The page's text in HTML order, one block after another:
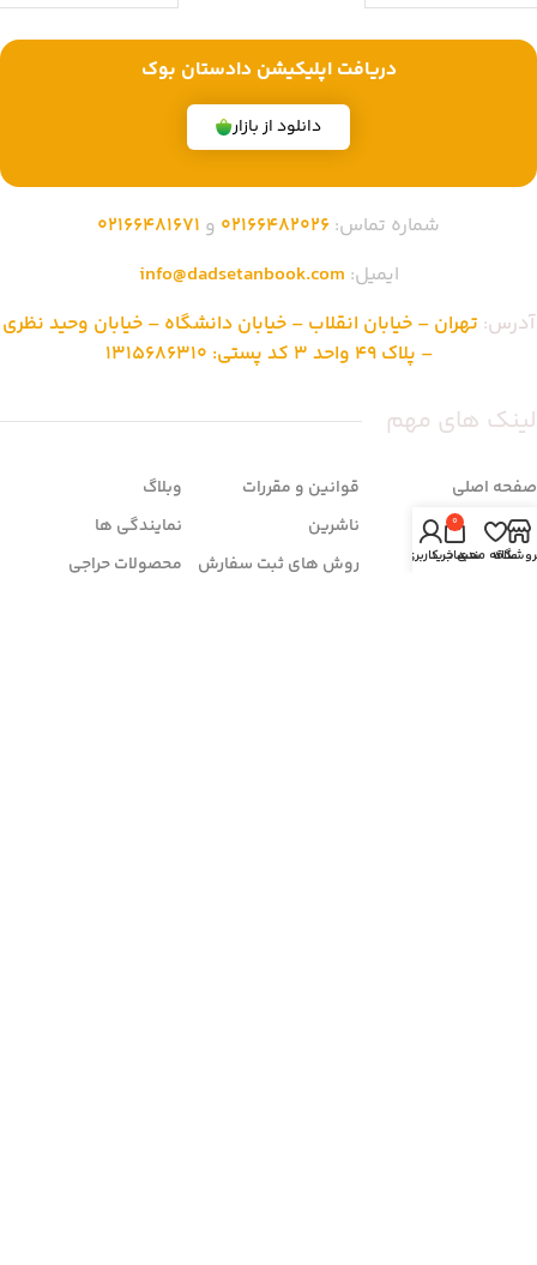
دریافت اپلیکیشن دادستان بوک
دانلود از بازار
شماره تماس: 02166482026 و 02166481671
ایمیل: info@dadsetanbook.com
آدرس: تهران – خیابان انقلاب – خیابان دانشگاه – خیابان وحید نظری
– پلاک 49 واحد 3 کد پستی: 1315686310
لینک های مهم
صفحه اصلی
فروشگاه
تماس با ما
قوانین و مقررات
ناشرین
روش های ثبت سفارش
وبلاگ
نمایندگی ها
محصولات حراجی
علاقه مندی
0
سبد خرید
حساب کاربری من